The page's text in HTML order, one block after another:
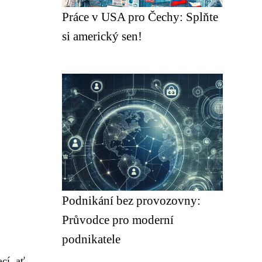
Práce v USA pro Čechy: Splňte
si americký sen!
Podnikání bez provozovny:
Průvodce pro moderní
podnikatele